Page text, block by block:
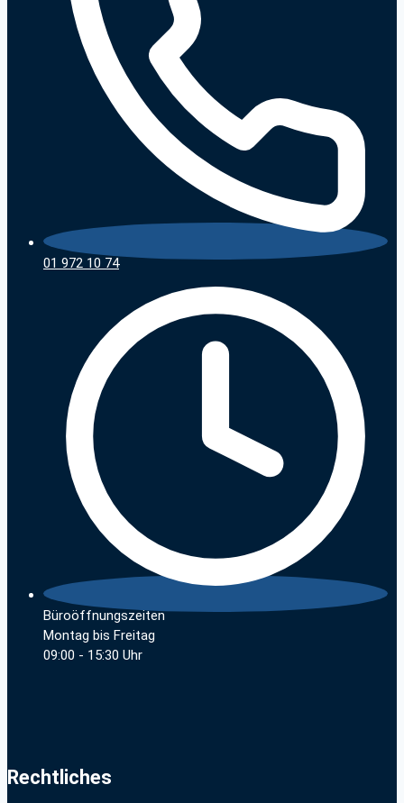
01 972 10 74
Büroöffnungszeiten
Montag bis Freitag
09:00 - 15:30 Uhr
Rechtliches